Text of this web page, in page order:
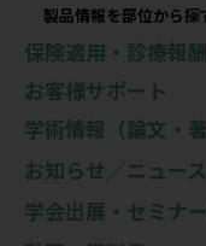
製品情報を部位から探
保険適用・診療報
お客様サポート
学術情報（論文・
お知らせ／ニュー
学会出展・セミナ